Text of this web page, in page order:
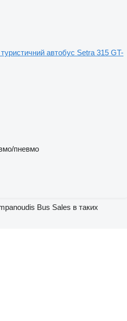
туристичний автобус Setra 315 GT-
пневмо
Bus Sales в таких